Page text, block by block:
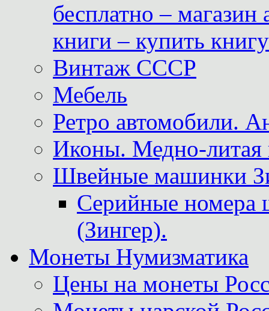
бесплатно –
книги – купить
Винтаж СССР
Мебель
Ретро автомобили.
Иконы. Медно-литая
Швейные машинки
Серийные
(Зингер).
Монеты Нумизматика
Цены на монеты